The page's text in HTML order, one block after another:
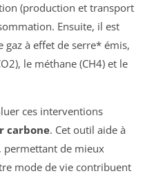
(production et transport
Ensuite, il est
gaz à effet de serre* émis,
le méthane (CH4) et le
ces interventions
carbone. Cet outil aide à
permettant de mieux
mode de vie contribuent